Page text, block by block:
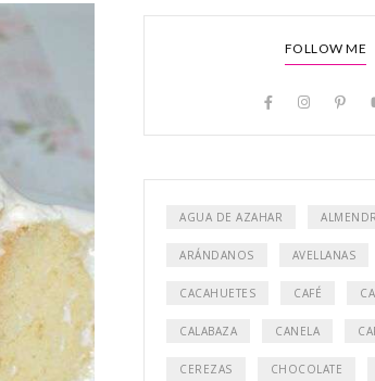
FOLLOW ME
AGUA DE AZAHAR
ARÁNDANOS AVELLANAS
CACAHUETES CAFÉ
CALABAZA CANELA
CEREZAS CHOCOLATE